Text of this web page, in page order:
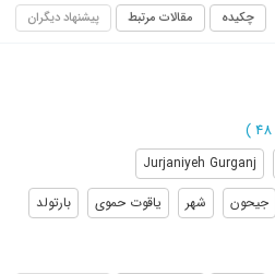
چکیده مقالات مرتبط پیشنهاد دیگران
)
Jurjaniyeh Gurganj
جیحون شهر یاقوت حموی
بارتولد